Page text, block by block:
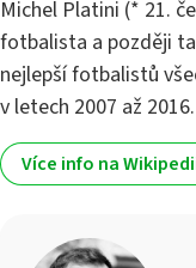
Michel Platini (* 21.
fotbalista a později
nejlepší fotbalistů
v letech 2007 až 2016.
Více info na